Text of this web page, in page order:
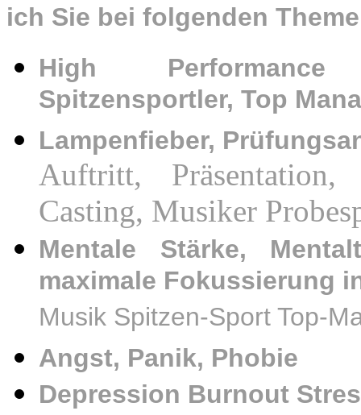
ich Sie bei folgenden
High Performance
Spitzensportler, Top
Lampenfieber,
Auftritt, Präsentation,
Casting, Musiker
Mentale Stärke,
maximale Fokussierung
Musik Spitzen-Sport Top-
Angst, Panik, Phobie
Depression Burnout